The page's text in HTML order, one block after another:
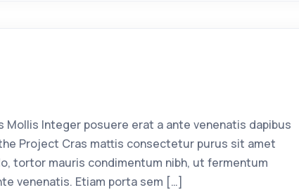
Integer posuere erat a ante venenatis dapibus
Project Cras mattis consectetur purus sit amet
tortor mauris condimentum nibh, ut fermentum
venenatis. Etiam porta sem […]